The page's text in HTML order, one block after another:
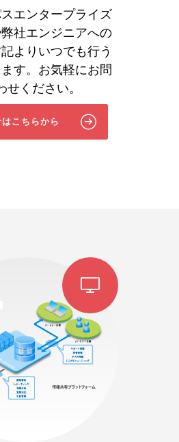
スエンタープライズ
社エンジニアへの
よりいつでも行う
す。お気軽にお問
せください。
こちらから